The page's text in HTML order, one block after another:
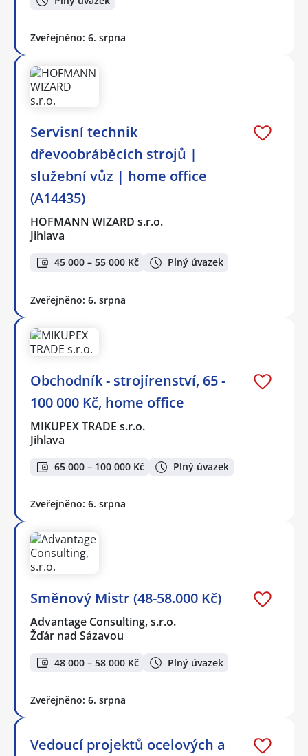
Zveřejněno: 6. srpna
️Servisní technik
dřevoobráběcích strojů |
služební vůz | home office
(A14435)
HOFMANN WIZARD s.r.o.
Jihlava
45 000 – 55 000 Kč Plný úvazek
Zveřejněno: 6. srpna
Obchodník - strojírenství, 65 -
100 000 Kč, home office
MIKUPEX TRADE s.r.o.
Jihlava
65 000 – 100 000 Kč Plný úvazek
Zveřejněno: 6. srpna
Směnový Mistr (48-58.000 Kč)
Advantage Consulting, s.r.o.
Žďár nad Sázavou
48 000 – 58 000 Kč Plný úvazek
Zveřejněno: 6. srpna
Vedoucí projektů ocelových a